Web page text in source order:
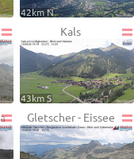
42km N
Kals
43km S
Gletscher - Eissee